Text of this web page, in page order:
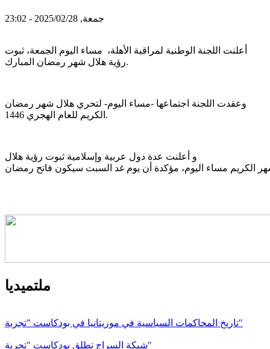
جمعة, 2025/02/28 - 23:02
أعلنت اللجنة الوطنية لمراقبة الأهلة، مساء اليوم الجمعة، ثبوت
رؤية هلال شهر رمضان المبارك.
وعقدت اللجنة اجتماعها -مساء اليوم- لتحري هلال شهر رمضان
الكريم للعام الهجري 1446.
و أعلنت عدة دول عربية وإسلامية ثبوت رؤية هلال
ملتميديا
تاريخ المحاكمات السياسية في موريتانيا في بودكاست "تجربة"
شبكة السراج تطلق بودكاست "تجربة"